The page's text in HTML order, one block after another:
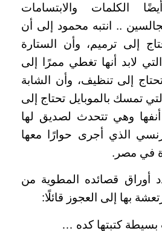
الكلمات والابتسامات
.. انتبه محمود إلى أن
إلى ترميم، وأن الستارة
التي لابد أنها تغطي ممرًا إلى
إلى تنظيف، وأن الشابة
تمسك بالموبايل تحتاج إلى
وهي تتحدث لصديق لها
الذي أجرى حوارًا معها
في مصر.
أوراق قصائده المطوية من
بها إلى العجوز قائلًا:
بسيطة كتبتها كده …